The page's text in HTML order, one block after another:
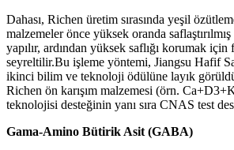
Dahası, Richen üretim sırasında yeşil
malzemeler önce yüksek oranda
yapılır, ardından yüksek saflığı korumak için
seyreltilir.Bu işleme yöntemi, Jiangsu Hafif
ikinci bilim ve teknoloji ödülüne layık
Richen ön karışım malzemesi (örn.
teknolojisi desteğinin yanı sıra CNAS test
Gama-Amino Bütirik Asit (GABA)